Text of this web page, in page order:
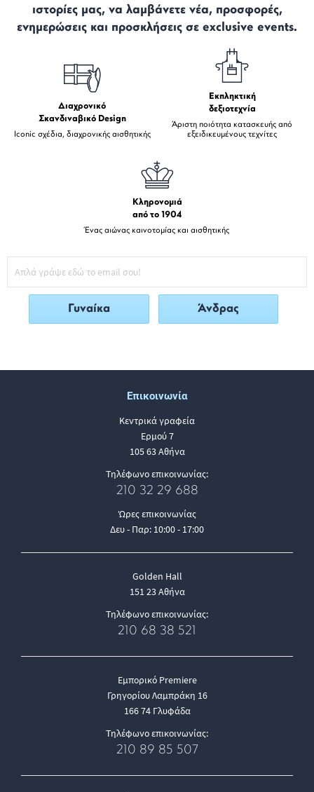
ιστορίες μας, να λαμβάνετε νέα, προσφορές,
ενημερώσεις και προσκλήσεις σε exclusive events.
Διαχρονικό
Σκανδιναβικό Design
Iconic σχέδια, διαχρονικής αισθητικής
Εκπληκτική
δεξιοτεχνία
Άριστη ποιότητα κατασκευής από
εξειδικευμένους τεχνίτες
Κληρονομιά
από το 1904
Ένας αιώνας καινοτομίας και αισθητικής
Γυναίκα Άνδρας
Επικοινωνία
Κεντρικά γραφεία
Ερμού 7
105 63 Αθήνα
Τηλέφωνο επικοινωνίας:
210 32 29 688
Ώρες επικοινωνίας
Δευ - Παρ: 10:00 - 17:00
Golden Hall
151 23 Αθήνα
Τηλέφωνο επικοινωνίας:
210 68 38 521
Εμπορικό Premiere
Γρηγορίου Λαμπράκη 16
166 74 Γλυφάδα
Τηλέφωνο επικοινωνίας:
210 89 85 507